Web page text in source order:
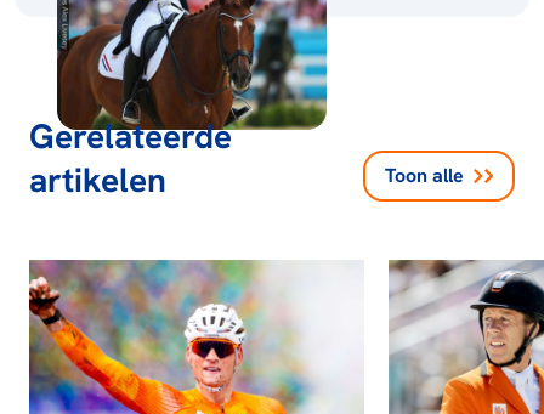
Gerelateerde
artikelen
Toon alle